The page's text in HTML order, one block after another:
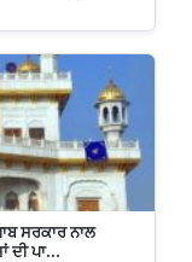
ਸਰਕਾਰ ਨਾਲ
ਦੀ ਪਾ...